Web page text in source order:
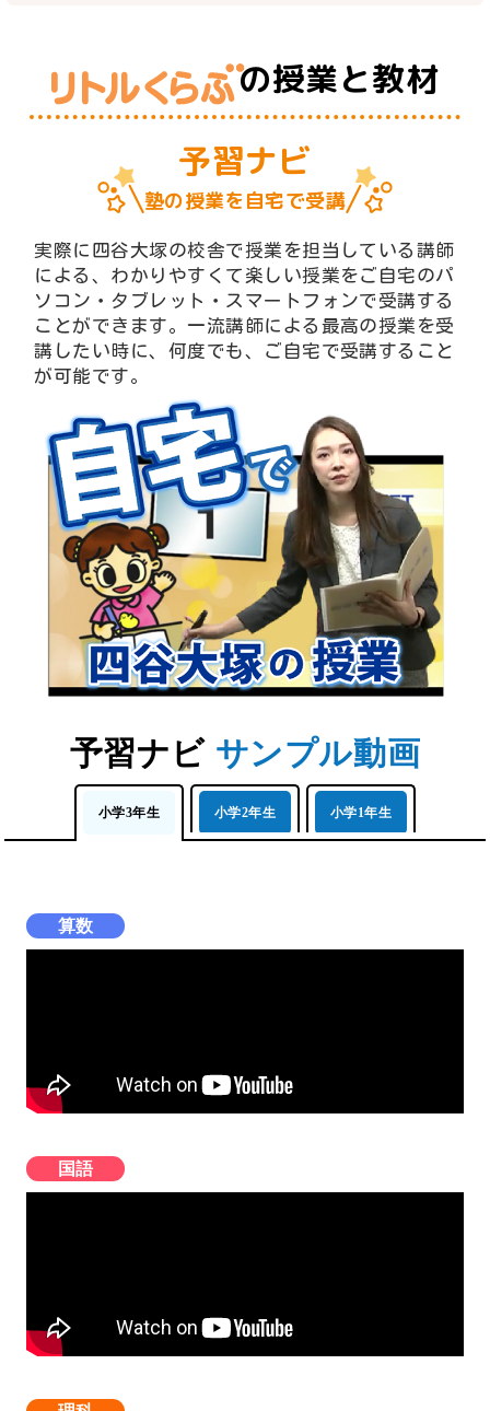
の授業と教材
予習ナビ
塾の授業を自宅で受講
実際に四谷大塚の校舎で授業を担当している講師
による、わかりやすくて楽しい授業をご自宅のパ
ソコン・タブレット・スマートフォンで受講する
ことができます。一流講師による最高の授業を受
講したい時に、何度でも、ご自宅で受講すること
が可能です。
予習ナビ サンプル動画
小学3年生 小学2年生 小学1年生
算数
国語